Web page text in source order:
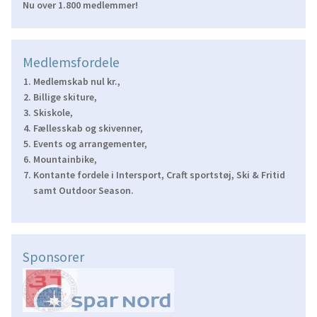
Nu over 1.800 medlemmer!
Medlemsfordele
Medlemskab nul kr.,
Billige skiture,
Skiskole,
Fællesskab og skivenner,
Events og arrangementer,
Mountainbike,
Kontante fordele i Intersport, Craft sportstøj, Ski & Fritid
samt Outdoor Season.
Sponsorer